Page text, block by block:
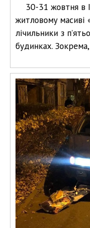
30-31 жовтня в
житловому масиві
лічильники з
будинках.